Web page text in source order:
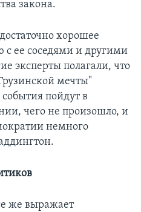
закона.
хорошее
ее соседями и другими
эксперты полагали, что
мечты"
пойдут в
чего не произошло, и
немного
же выражает